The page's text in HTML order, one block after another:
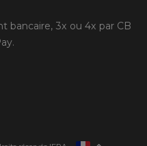
bancaire, 3x ou 4x par CB